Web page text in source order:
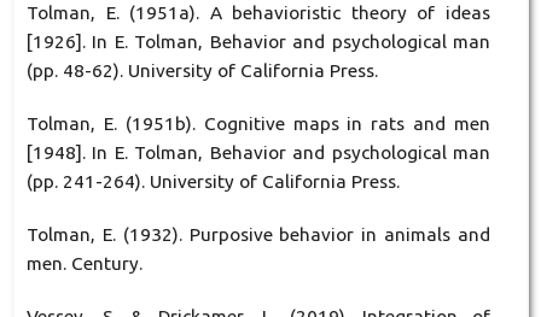
Tolman, E. (1951a). A behavioristic theory of ideas
[1926]. In E. Tolman, Behavior and psychological man
(pp. 48-62). University of California Press.
Tolman, E. (1951b). Cognitive maps in rats and men
[1948]. In E. Tolman, Behavior and psychological man
(pp. 241-264). University of California Press.
Tolman, E. (1932). Purposive behavior in animals and
men. Century.